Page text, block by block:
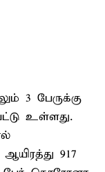
3 பேருக்கு
உள்ளது.
917